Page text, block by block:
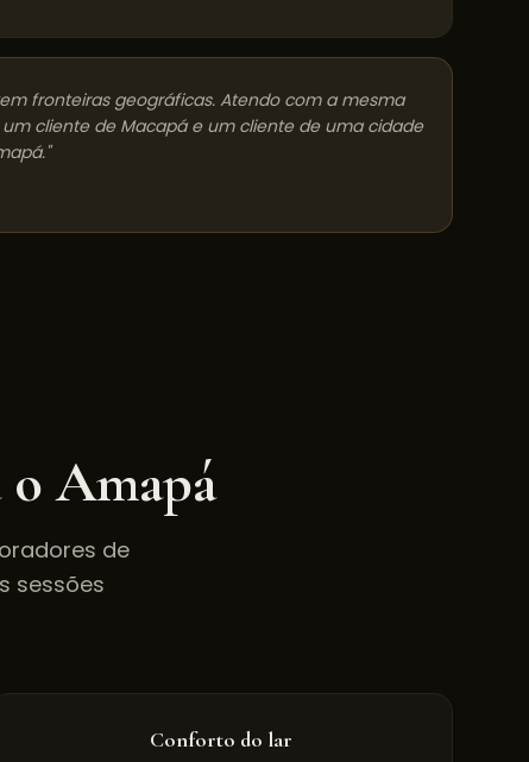
fronteiras geográficas. Atendo com a mesma
cliente deMacapáe um cliente de uma cidade
."
oAmapá
de
sessões
Conforto do lar